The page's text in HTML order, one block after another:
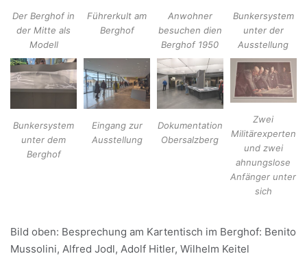
Der Berghof in
der Mitte als
Modell
Führerkult am
Berghof
Anwohner
besuchen dien
Berghof 1950
Bunkersystem
unter der
Ausstellung
Bunkersystem
unter dem
Berghof
Eingang zur
Ausstellung
Dokumentation
Obersalzberg
Zwei
Militärexperten
und zwei
ahnungslose
Anfänger unter
sich
Bild oben: Besprechung am Kartentisch im Berghof: Benito
Mussolini, Alfred Jodl, Adolf Hitler, Wilhelm Keitel